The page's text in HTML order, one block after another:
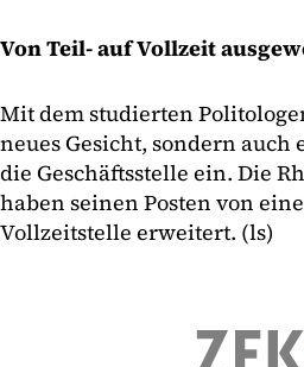
Von Teil- auf Vollzeit
Mit dem studierten
neues Gesicht, sondern auch
die Geschäftsstelle ein. Die
haben seinen Posten von
Vollzeitstelle erweitert. (ls)